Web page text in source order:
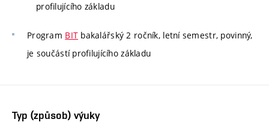
profilujícího základu
Program BIT bakalářský 2 ročník, letní semestr, povinný,
je součástí profilujícího základu
Typ (způsob) výuky